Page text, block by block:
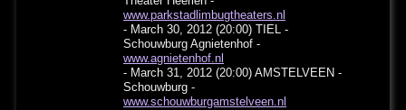
www.parkstadlimbugtheaters.nl
- March 30, 2012 (20:00) TIEL -
Schouwburg Agnietenhof -
www.agnietenhof.nl
- March 31, 2012 (20:00) AMSTELVEEN -
Schouwburg -
www.schouwburgamstelveen.nl